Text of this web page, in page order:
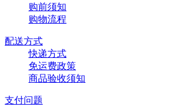
购前须知
购物流程
配送方式
快递方式
免运费政策
商品验收须知
支付问题